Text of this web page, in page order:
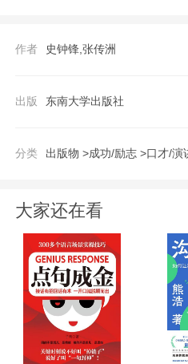
作者 史钟锋,张传洲
出版 东南大学出版社
分类 出版物 >成功/励志 >口才/演
大家还在看